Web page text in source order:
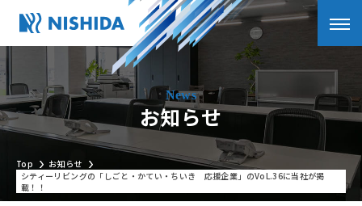
お知らせ
Top
お知らせ
シティーリビングの「しごと・かてい・ちいき 応援企業」のVoL.36に当社が掲
載！！